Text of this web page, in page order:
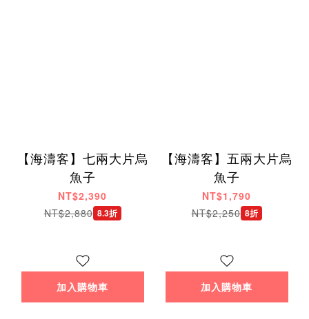
【海濤客】七兩大片烏
魚子
NT$2,390
NT$2,880 8.3折
加入購物車
【海濤客】五兩大片烏
魚子
NT$1,790
NT$2,250 8折
加入購物車